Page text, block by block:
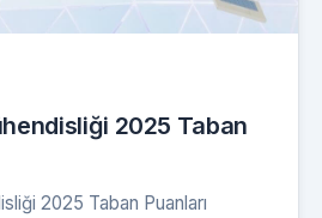
2025 Taban
2025 Taban Puanları